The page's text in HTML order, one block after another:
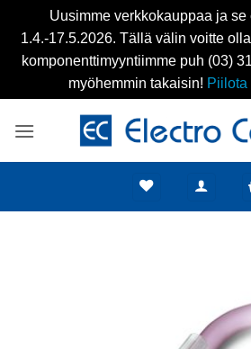
Uusimme verkkokauppaa ja se
1.4.-17.5.2026. Tällä välin voitte
komponenttimyyntiimme puh (03)
myöhemmin takaisin! Piilota